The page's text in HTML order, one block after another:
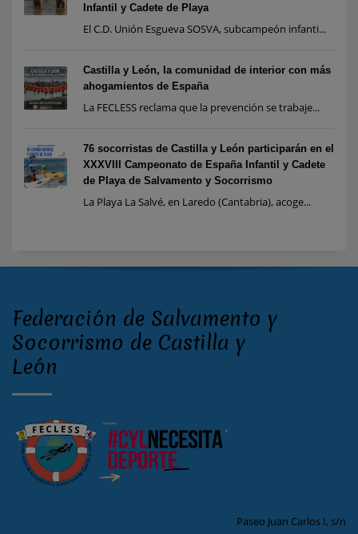
Infantil y Cadete de Playa
El C.D. Unión Esgueva SOSVA, subcampeón infanti...
Castilla y León, la comunidad de interior con más
ahogamientos de España
La FECLESS reclama que la prevención se trabaje...
76 socorristas de Castilla y León participarán en el
XXXVIII Campeonato de España Infantil y Cadete
de Playa de Salvamento y Socorrismo
La Playa La Salvé, en Laredo (Cantabria), acoge...
Federación de Salvamento y
Socorrismo de Castilla y
León
Paseo Juan Carlos I, s/n